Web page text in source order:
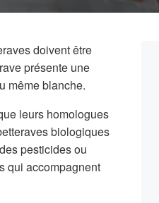
doivent être
présente une
même blanche.
leurs homologues
biologiques
pesticides ou
qui accompagnent